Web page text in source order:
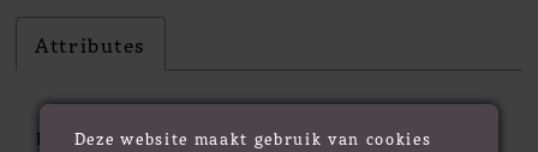
Attributes
Fabric:
Crepe
Deze website maakt gebruik van cookies